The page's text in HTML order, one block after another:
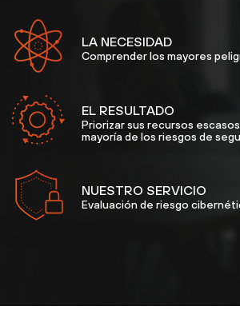
LA NECESIDAD
Comprender los mayores
EL RESULTADO
Priorizar sus recursos
mayoría de los riesgos de
NUESTRO SERVICIO
Evaluación de riesgo